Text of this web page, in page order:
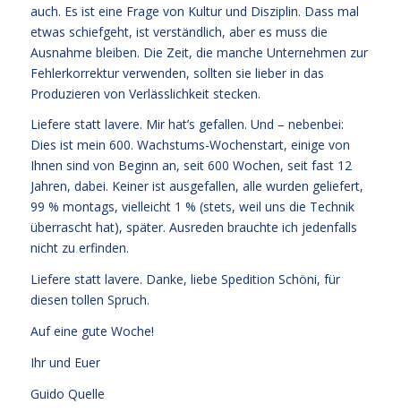
auch. Es ist eine Frage von Kultur und Disziplin. Dass mal
etwas schiefgeht, ist verständlich, aber es muss die
Ausnahme bleiben. Die Zeit, die manche Unternehmen zur
Fehlerkorrektur verwenden, sollten sie lieber in das
Produzieren von Verlässlichkeit stecken.
Liefere statt lavere. Mir hat’s gefallen. Und – nebenbei:
Dies ist mein 600. Wachstums-Wochenstart, einige von
Ihnen sind von Beginn an, seit 600 Wochen, seit fast 12
Jahren, dabei. Keiner ist ausgefallen, alle wurden geliefert,
99 % montags, vielleicht 1 % (stets, weil uns die Technik
überrascht hat), später. Ausreden brauchte ich jedenfalls
nicht zu erfinden.
Liefere statt lavere. Danke, liebe Spedition Schöni, für
diesen tollen Spruch.
Auf eine gute Woche!
Ihr und Euer
Guido Quelle